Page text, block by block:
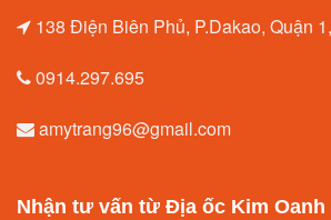
138 Điện Biên Phủ, P.Dakao, Quận
0914.297.695
amytrang96@gmail.com
Nhận tư vấn từ Địa ốc Kim Oanh